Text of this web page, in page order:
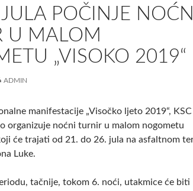
POČINJE NOĆNI
U MALOM
„VISOKO 2019“
ADMIN
manifestacije „Visočko ljeto 2019“, KSC
organizuje noćni turnir u malom nogometu
će trajati od 21. do 26. jula na asfaltnom
Luke.
tačnije, tokom 6. noći, utakmice će biti